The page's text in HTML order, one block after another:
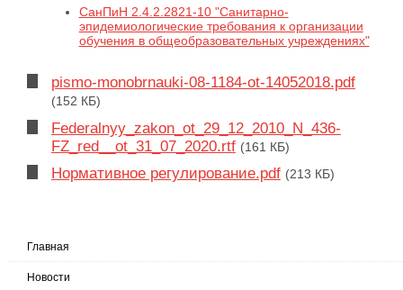
СанПиН 2.4.2.2821-10 "Санитарно-
эпидемиологические требования к организации
обучения в общеобразовательных учреждениях"
pismo-monobrnauki-08-1184-ot-14052018.pdf
(152 КБ)
Federalnyy_zakon_ot_29_12_2010_N_436-
FZ_red__ot_31_07_2020.rtf (161 КБ)
Нормативное регулирование.pdf (213 КБ)
Главная
Новости